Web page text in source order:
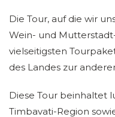
Die Tour, auf die wir
Wein- und
vielseitigsten
des Landes zur
Diese Tour beinhaltet
Timbavati-Region